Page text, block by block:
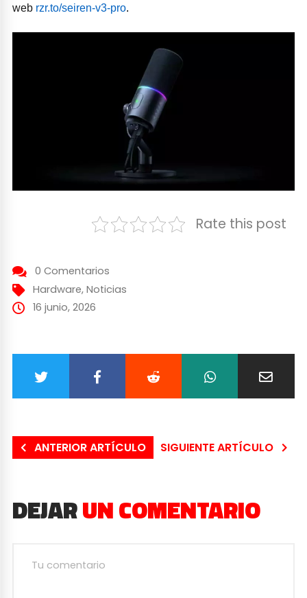
web rzr.to/seiren-v3-pro.
Rate this post
0 Comentarios
Hardware, Noticias
16 junio, 2026
ANTERIOR ARTÍCULO SIGUIENTE ARTÍCULO
DEJARUN COMENTARIO